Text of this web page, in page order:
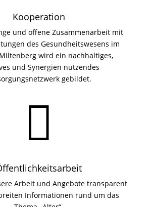
Kooperation
und offene Zusammenarbeit mit
des Gesundheitswesens im
wird ein nachhaltiges,
und Synergien nutzendes
gebildet.

Arbeit und Angebote transparent
Informationen rund um das